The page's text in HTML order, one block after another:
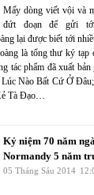
Mấy dòng viết vội và
đứt đoạn để gửi
lại được biết tới
là tổng thư ký
tác phẩm đã xuất
Nào Bất Cứ Ở
Tà Đạo…
Kỷ niệm 70 năm
Normandy 5 năm
05 Tháng Sáu 2014